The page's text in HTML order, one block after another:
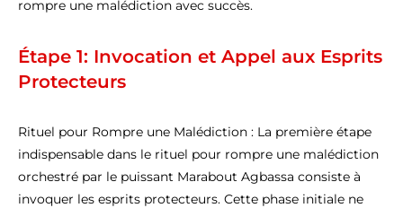
rompre une malédiction avec succès.
Étape 1: Invocation et Appel aux Esprits
Protecteurs
Rituel pour Rompre une Malédiction : La première étape
indispensable dans le rituel pour rompre une malédiction
orchestré par le puissant Marabout Agbassa consiste à
invoquer les esprits protecteurs. Cette phase initiale ne